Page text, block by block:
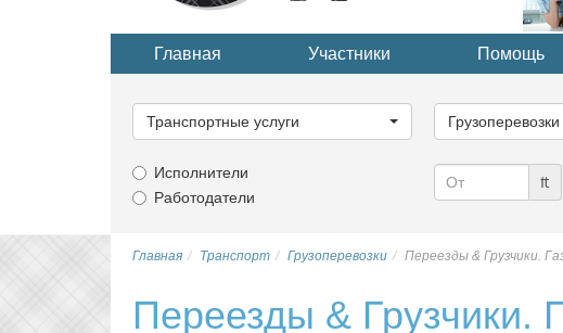
Главная Участники Помощь
категорию...
Транспортные услуги
категорию...
Грузоперевозки
Исполнители
Работодатели
₶
Главная Транспорт Грузоперевозки Переезды & Грузчики.
Переезды & Грузчики.